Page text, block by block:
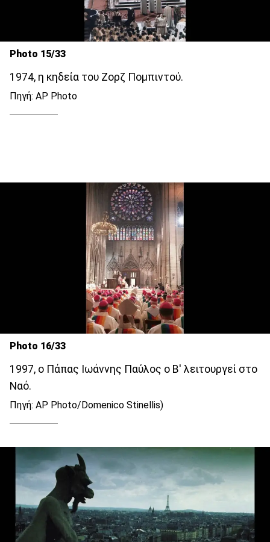
Photo 15/33
1974, η κηδεία του Ζορζ Πομπιντού.
Πηγή: AP Photo
Photo 16/33
1997, ο Πάπας Ιωάννης Παύλος ο Β' λειτουργεί στο
Ναό.
Πηγή: AP Photo/Domenico Stinellis)